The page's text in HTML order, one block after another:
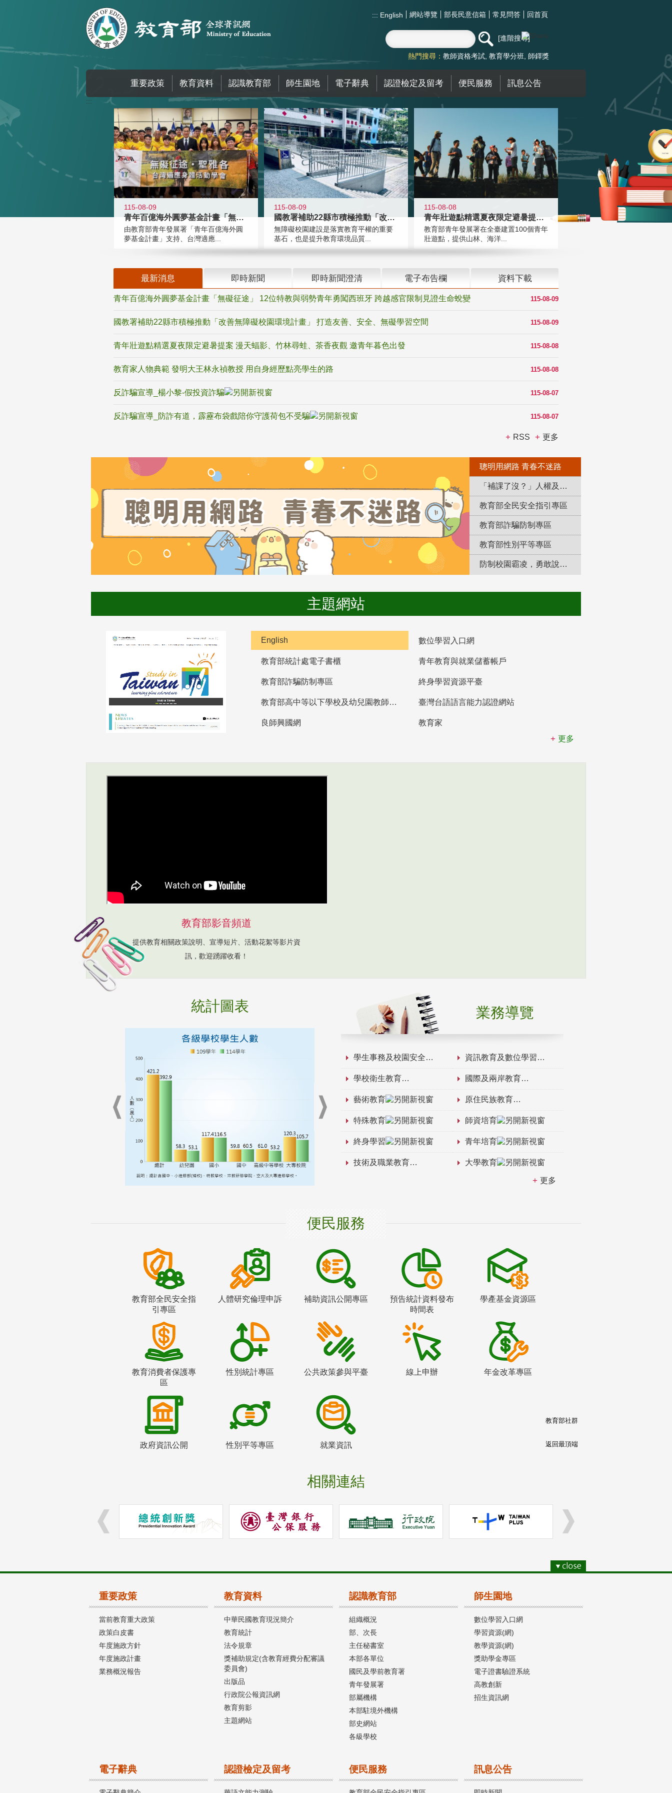
::: English 網站導覽 部長民意信箱 常見問答 回首頁
進階搜尋
熱門搜尋： 教師資格考試 教育學分班 師鐸獎
重要政策 教育資料 認識教育部 師生園地 電子辭典 認證檢定及留考 便民服務 訊息公告
:::
115-08-09
青年百億海外圓夢基金計畫「無礙征途
由教育部青年發展署「青年百億海外圓
夢基金計畫」支持、台灣適應...
115-08-09
國教署補助22縣市積極推動「改善無
無障礙校園建設是落實教育平權的重要
基石，也是提升教育環境品質...
115-08-08
青年壯遊點精選夏夜限定避暑提案 漫
教育部青年發展署在全臺建置100個青年
壯遊點，提供山林、海洋...
最新消息 即時新聞 即時新聞澄清 電子布告欄 資料下載
115-08-09
青年百億海外圓夢基金計畫「無礙征途」 12位特教與弱勢青年勇闖西班牙 跨越感官限制見證生命蛻變
115-08-09
國教署補助22縣市積極推動「改善無障礙校園環境計畫」 打造友善、安全、無礙學習空間
115-08-08
青年壯遊點精選夏夜限定避暑提案 漫天蝠影、竹林尋蛙、茶香夜觀 邀青年暮色出發
115-08-08
教育家人物典範 發明大王林永禎教授 用自身經歷點亮學生的路
115-08-07
反詐騙宣導_楊小黎-假投資詐騙
115-08-07
反詐騙宣導_防詐有道，霹靂布袋戲陪你守護荷包不受騙
RSS 更多
聰明用網路 青春不迷路
「補課了沒？」人權及轉型正義教育專區
教育部全民安全指引專區
教育部詐騙防制專區
教育部性別平等專區
防制校園霸凌，勇敢說出來！
主題網站
English 數位學習入口網
教育部統計處電子書櫃 青年教育與就業儲蓄帳戶
教育部詐騙防制專區 終身學習資源平臺
教育部高中等以下學校及幼兒園教師資格檢定考試 臺灣台語語言能力認證網站
良師興國網
教育家
更多
教育部影音頻道
提供教育相關政策說明、宣導短片、活動花絮等影片資
訊，歡迎踴躍收看！
統計圖表 業務導覽
學生事務及校園安全 資訊教育及數位學習
學校衛生教育 國際及兩岸教育
藝術教育 原住民族教育
特殊教育 師資培育
終身學習 青年培育
技術及職業教育 大學教育
更多
便民服務
教育部全民安全指
引專區
人體研究倫理申訴 補助資訊公開專區
預告統計資料發布
時間表
學產基金資源區
教育消費者保護專
區
性別統計專區 公共政策參與平臺 線上申辦 年金改革專區
政府資訊公開 性別平等專區 就業資訊
相關連結
教育部社群
返回最頂端
重要政策
當前教育重大政策
政策白皮書
年度施政方針
年度施政計畫
業務概況報告
教育資料
中華民國教育現況簡介
教育統計
法令規章
獎補助規定(含教育經費分配審議
委員會)
出版品
行政院公報資訊網
教育剪影
主題網站
認識教育部
組織概況
部、次長
主任秘書室
本部各單位
國民及學前教育署
青年發展署
部屬機構
本部駐境外機構
部史網站
各級學校
師生園地
數位學習入口網
學習資源(網)
教學資源(網)
獎助學金專區
電子證書驗證系統
高教創新
招生資訊網
電子辭典 認證檢定及留考 便民服務 訊息公告